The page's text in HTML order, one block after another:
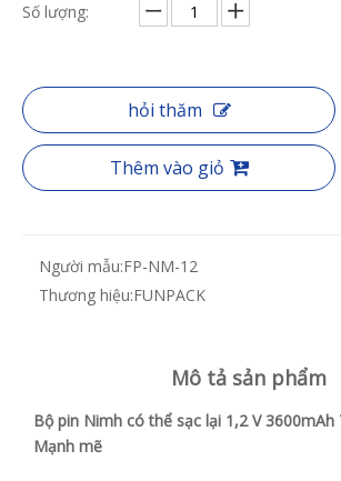
Số lượng:
hỏi thăm
Thêm vào giỏ
Người mẫu:FP-NM-12
Thương hiệu:FUNPACK
Mô tả sản phẩm
Bộ pin Nimh có thể sạc lại 1,2 V
Mạnh mẽ